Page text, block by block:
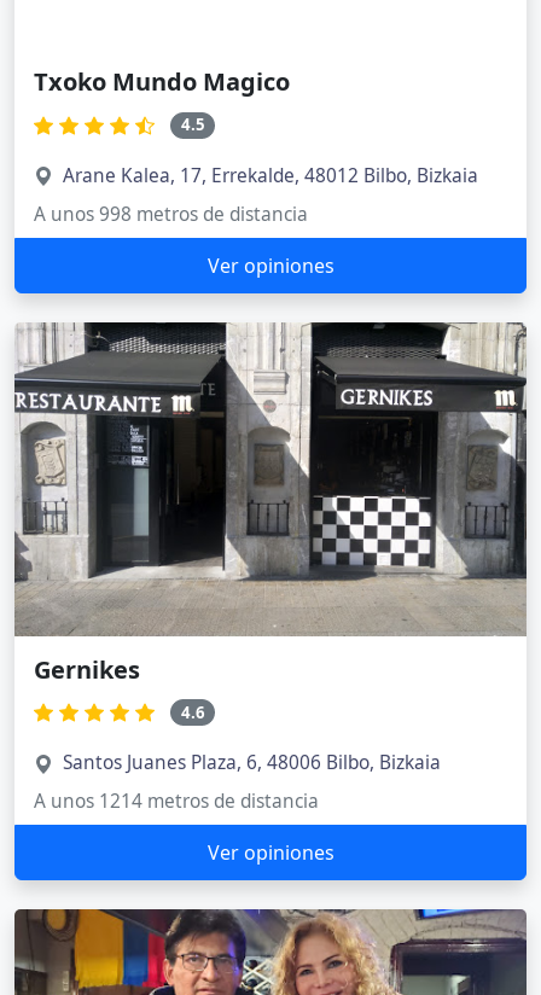
Txoko Mundo Magico
4.5
Arane Kalea, 17, Errekalde, 48012 Bilbo, Bizkaia
A unos 998 metros de distancia
Ver opiniones
Gernikes
4.6
Santos Juanes Plaza, 6, 48006 Bilbo, Bizkaia
A unos 1214 metros de distancia
Ver opiniones